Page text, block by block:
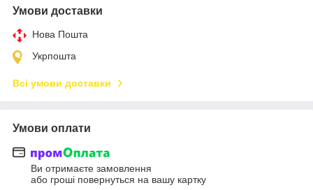
Умови доставки
Нова Пошта
Укрпошта
Всі умови доставки
Умови оплати
Ви отримаєте замовлення
або гроші повернуться на вашу картку